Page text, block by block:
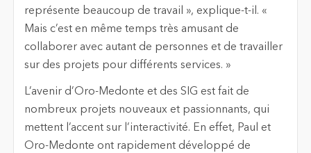
représente beaucoup de travail », explique-t-il. «
Mais c’est en même temps très amusant de
collaborer avec autant de personnes et de travailler
sur des projets pour différents services. »
L’avenir d’Oro-Medonte et des SIG est fait de
nombreux projets nouveaux et passionnants, qui
mettent l’accent sur l’interactivité. En effet, Paul et
Oro-Medonte ont rapidement développé de